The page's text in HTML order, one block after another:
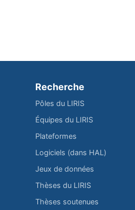
Recherche
Pôles du LIRIS
Équipes du LIRIS
Plateformes
Logiciels (dans HAL)
Jeux de données
Thèses du LIRIS
Thèses soutenues